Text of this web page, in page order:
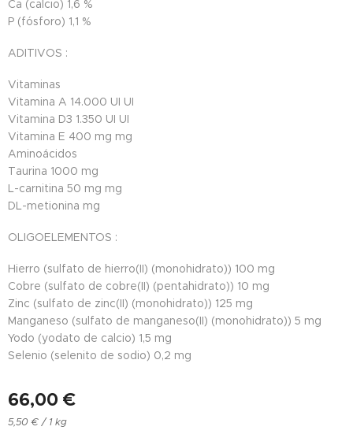
Ca (calcio) 1,6 %
P (fósforo) 1,1 %
ADITIVOS :
Vitaminas
Vitamina A 14.000 UI UI
Vitamina D3 1.350 UI UI
Vitamina E 400 mg mg
Aminoácidos
Taurina 1000 mg
L-carnitina 50 mg mg
DL-metionina mg
OLIGOELEMENTOS :
Hierro (sulfato de hierro(II) (monohidrato)) 100 mg
Cobre (sulfato de cobre(II) (pentahidrato)) 10 mg
Zinc (sulfato de zinc(II) (monohidrato)) 125 mg
Manganeso (sulfato de manganeso(II) (monohidrato)) 5 mg
Yodo (yodato de calcio) 1,5 mg
Selenio (selenito de sodio) 0,2 mg
66,00 €
5,50 € / 1 kg